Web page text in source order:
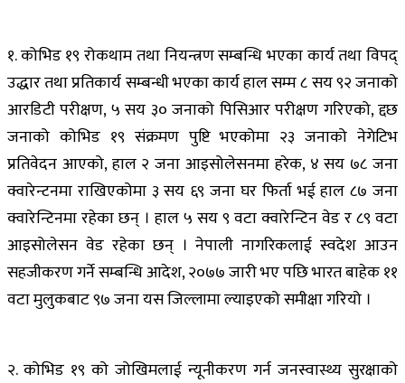
१. कोभिड १९ रोकथाम तथा नियन्त्रण सम्बन्धि भएका कार्य तथा विपद्
उद्धार तथा प्रतिकार्य सम्बन्धी भएका कार्य हाल सम्म ८ सय ९२ जनाको
आरडिटी परीक्षण, ५ सय ३० जनाको पिसिआर परीक्षण गरिएको, द्दछ
जनाको कोभिड १९ संक्रमण पुष्टि भएकोमा २३ जनाको नेगेटिभ
प्रतिवेदन आएको, हाल २ जना आइसोलेसनमा हरेक, ४ सय ७८ जना
क्वारेन्टनमा राखिएकोमा ३ सय ६९ जना घर फिर्ता भई हाल ८७ जना
क्वारेन्टिनमा रहेका छन् । हाल ५ सय ९ वटा क्वारेन्टिन वेड र ८९ वटा
आइसोलेसन वेड रहेका छन् । नेपाली नागरिकलाई स्वदेश आउन
सहजीकरण गर्ने सम्बन्धि आदेश, २०७७ जारी भए पछि भारत बाहेक ११
वटा मुलुकबाट ९७ जना यस जिल्लामा ल्याइएको समीक्षा गरियो ।
२. कोभिड १९ को जोखिमलाई न्यूनीकरण गर्न जनस्वास्थ्य सुरक्षाको